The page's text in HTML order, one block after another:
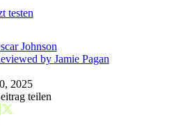
testen
Johnson
by Jamie Pagan
2025
teilen